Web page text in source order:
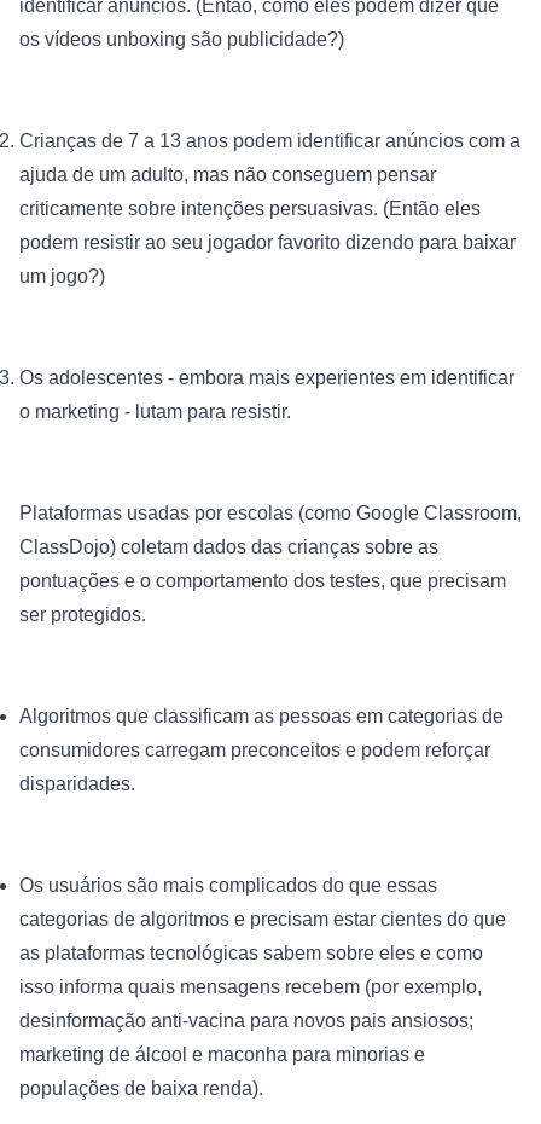
identificar anúncios. (Então, como eles podem dizer que
os vídeos unboxing são publicidade?)
Crianças de 7 a 13 anos podem identificar anúncios com a
ajuda de um adulto, mas não conseguem pensar
criticamente sobre intenções persuasivas. (Então eles
podem resistir ao seu jogador favorito dizendo para baixar
um jogo?)
Os adolescentes - embora mais experientes em identificar
o marketing - lutam para resistir.
Plataformas usadas por escolas (como Google Classroom,
ClassDojo) coletam dados das crianças sobre as
pontuações e o comportamento dos testes, que precisam
Algoritmos que classificam as pessoas em categorias de
consumidores carregam preconceitos e podem reforçar
disparidades.
Os usuários são mais complicados do que essas
categorias de algoritmos e precisam estar cientes do que
as plataformas tecnológicas sabem sobre eles e como
isso informa quais mensagens recebem (por exemplo,
desinformação anti-vacina para novos pais ansiosos;
marketing de álcool e maconha para minorias e
populações de baixa renda).